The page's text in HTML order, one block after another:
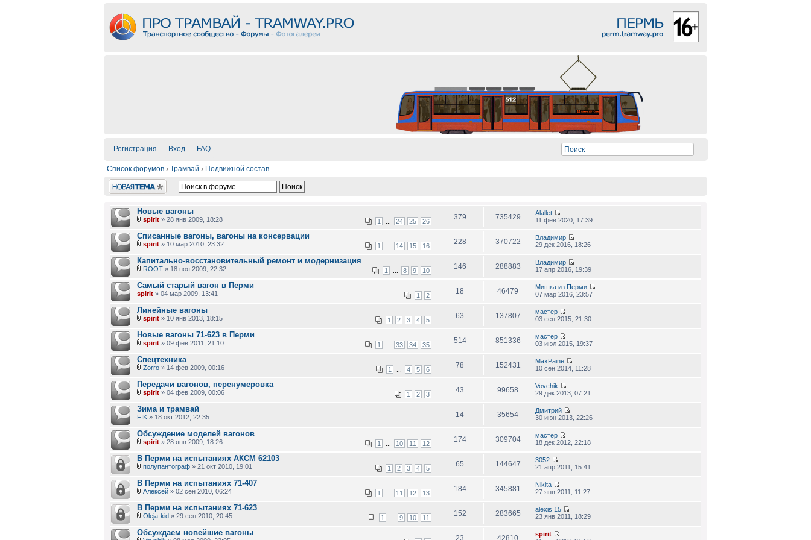
Регистрация Вход FAQ
Список форумов › Трамвай › Подвижной состав
Новая тема
Новые вагоны
1 24 25 26
spirit » 28 янв 2009, 18:28 379 735429
Alallet
11 фев 2020, 17:39
Списанные вагоны, вагоны на консервации
1 14 15 16
spirit » 10 мар 2010, 23:32 228 370722
Владимир
29 дек 2016, 18:26
Капитально-восстановительный ремонт и модернизация
1 8 9 10
ROOT » 18 ноя 2009, 22:32 146 288883
Владимир
17 апр 2016, 19:39
Самый старый вагон в Перми
1 2
spirit » 04 мар 2009, 13:41 18 46479
Мишка из Перми
07 мар 2016, 23:57
Линейные вагоны
1 2 3 4 5
spirit » 10 янв 2013, 18:15 63 137807
мастер
03 сен 2015, 21:30
Новые вагоны 71-623 в Перми
1 33 34 35
spirit » 09 фев 2011, 21:10 514 851336
мастер
03 июл 2015, 19:37
Спецтехника
1 4 5 6
Zorro » 14 фев 2009, 00:16 78 152431
MaxPaine
10 сен 2014, 11:28
Передачи вагонов, перенумеровка
1 2 3
spirit » 04 фев 2009, 00:06 43 99658
Vovchik
29 дек 2013, 07:21
Зима и трамвай
FIK » 18 окт 2012, 22:35 14 35654
Дмитрий
30 июн 2013, 22:26
Обсуждение моделей вагонов
1 10 11 12
spirit » 28 янв 2009, 18:26 174 309704
мастер
18 дек 2012, 22:18
В Перми на испытаниях АКСМ 62103
1 2 3 4 5
полупантограф » 21 окт 2010, 19:01 65 144647
3052
21 апр 2011, 15:41
В Перми на испытаниях 71-407
1 11 12 13
Алексей » 02 сен 2010, 06:24 184 345881
Nikita
27 янв 2011, 11:27
В Перми на испытаниях 71-623
1 9 10 11
Oleja-kid » 29 сен 2010, 20:45 152 283665
alexis 15
23 янв 2011, 18:29
Обсуждаем новейшие вагоны
23 42810
spirit